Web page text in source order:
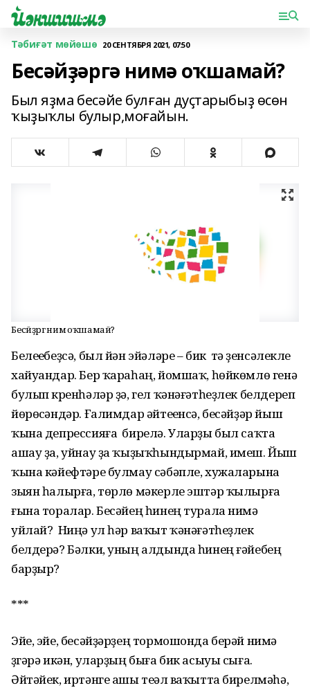
Тәбиғәт мөйөшө 20 СЕНТЯБРЯ 2021, 07:50
Бесәйҙәргә нимә оҡшамай?
Был яҙма бесәйе булған дуҫтарыбыҙ өсөн
ҡыҙыҡлы булыр,моғайын.
Бесәйҙәргә нимә оҡшамай?
Белеүебеҙсә, был йән эйәләре – бик тә үҙенсәлекле
хайуандар. Бер ҡараһаң, йомшаҡ, һөйкөмлө генә
булып күренһәләр ҙә, гел ҡәнәғәтһеҙлек белдереп
йөрөүсәндәр. Ғалимдар әйтеүенсә, бесәйҙәр йыш
ҡына депрессияға бирелә. Уларҙы был саҡта
ашау ҙа, уйнау ҙа ҡыҙыҡһындырмай, имеш. Йыш
ҡына кәйефтәре булмау сәбәпле, хужаларына
зыян һалырға, төрлө мәкерле эштәр ҡылырға
ғына торалар. Бесәйең һинең турала нимә
уйлай? Ниңә ул һәр ваҡыт ҡәнәғәтһеҙлек
белдерә? Бәлки, уның алдында һинең ғәйебең
барҙыр?
***
Эйе, эйе, бесәйҙәрҙең тормошонда берәй нимә
үҙгәрә икән, уларҙың быға бик асыуы сыға.
Әйтәйек, иртәнге ашы теүәл ваҡытта бирелмәһә,